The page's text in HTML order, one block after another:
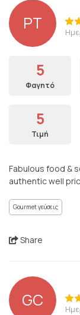
PT
5
Φαγητό
5
Τιμή
Fabulous food &
authentic well
Gourmet γεύσεις
Share
GC